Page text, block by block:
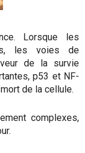
Lorsque les
les voies de
de la survie
p53 et NF-
de la cellule.
complexes,